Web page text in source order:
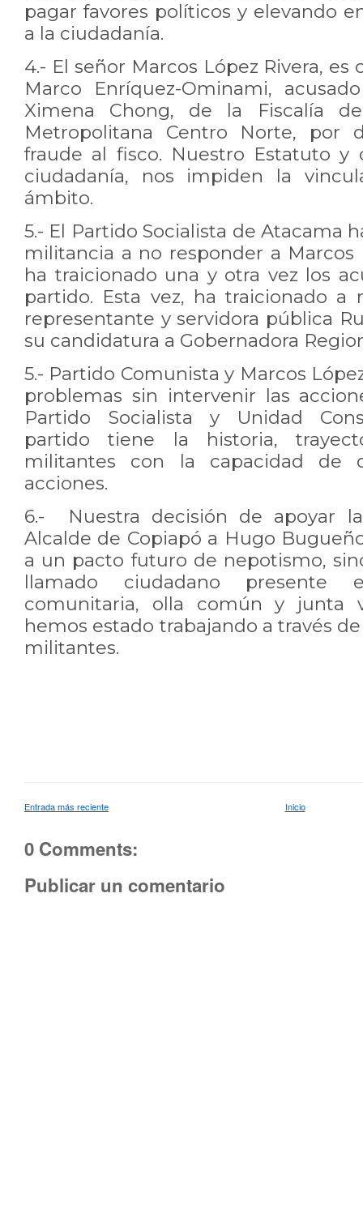
pagar favores políticos y elevando
a la ciudadanía.
4.- El señor Marcos López Rivera, es
Marco Enríquez-Ominami,
Ximena Chong, de la Fiscalía
Metropolitana Centro Norte, por
fraude al fisco. Nuestro Estatuto y
ciudadanía, nos impiden la
ámbito.
5.- El Partido Socialista de Atacama
militancia a no responder a Marcos
ha traicionado una y otra vez los
partido. Esta vez, ha traicionado a
representante y servidora pública
su candidatura a Gobernadora
5.- Partido Comunista y Marcos
problemas sin intervenir las
Partido Socialista y Unidad
partido tiene la historia,
militantes con la capacidad de
acciones.
6.- Nuestra decisión de apoyar
Alcalde de Copiapó a Hugo
a un pacto futuro de nepotismo,
llamado ciudadano presente
comunitaria, olla común y junta
hemos estado trabajando a través
militantes.
Entrada más reciente Inicio
0 Comments:
Publicar un comentario